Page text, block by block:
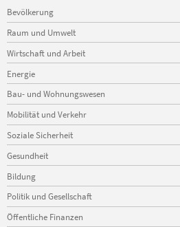
Navigation
überspringen
Bevölkerung
Raum und Umwelt
Wirtschaft und Arbeit
Energie
Bau- und Wohnungswesen
Mobilität und Verkehr
Soziale Sicherheit
Gesundheit
Bildung
Politik und Gesellschaft
Öffentliche Finanzen